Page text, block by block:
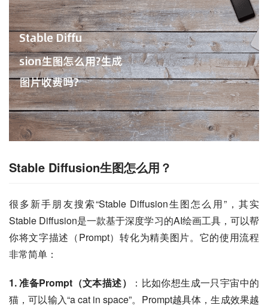
Stable Diffusion生图怎么用？
很多新手朋友搜索“Stable Diffusion生图怎么用”，其实
Stable Diffusion是一款基于深度学习的AI绘画工具，可以帮
你将文字描述（Prompt）转化为精美图片。它的使用流程
非常简单：
1. 准备Prompt（文本描述）
：比如你想生成一只宇宙中的
猫，可以输入“a cat in space”。Prompt越具体，生成效果越